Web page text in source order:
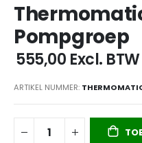
naar
het
begin
van
de
afbeeldingen-
Pompgroep
€ 555,00 Excl. BTW
ARTIKEL NUMMER